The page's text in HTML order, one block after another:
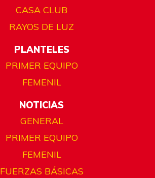
CASA CLUB
RAYOS DE LUZ
PLANTELES
PRIMER EQUIPO
FEMENIL
NOTICIAS
GENERAL
PRIMER EQUIPO
FEMENIL
FUERZAS BÁSICAS